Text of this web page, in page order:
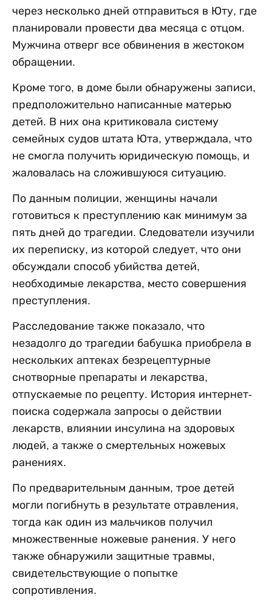
через несколько дней отправиться в Юту, где
планировали провести два месяца с отцом.
Мужчина отверг все обвинения в жестоком
обращении.
Кроме того, в доме были обнаружены записи,
предположительно написанные матерью
детей. В них она критиковала систему
семейных судов штата Юта, утверждала, что
не смогла получить юридическую помощь, и
жаловалась на сложившуюся ситуацию.
По данным полиции, женщины начали
готовиться к преступлению как минимум за
пять дней до трагедии. Следователи изучили
их переписку, из которой следует, что они
обсуждали способ убийства детей,
необходимые лекарства, место совершения
преступления.
Расследование также показало, что
незадолго до трагедии бабушка приобрела в
нескольких аптеках безрецептурные
снотворные препараты и лекарства,
отпускаемые по рецепту. История интернет-
поиска содержала запросы о действии
лекарств, влиянии инсулина на здоровых
людей, а также о смертельных ножевых
ранениях.
По предварительным данным, трое детей
могли погибнуть в результате отравления,
тогда как один из мальчиков получил
множественные ножевые ранения. У него
также обнаружили защитные травмы,
свидетельствующие о попытке
сопротивления.